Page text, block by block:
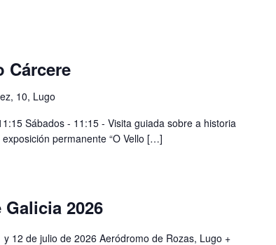
Cárcere
10, Lugo
Sábados - 11:15 - Visita guiada sobre a historia
permanente “O Vello […]
2026
12 de julio de 2026 Aeródromo de Rozas, Lugo +